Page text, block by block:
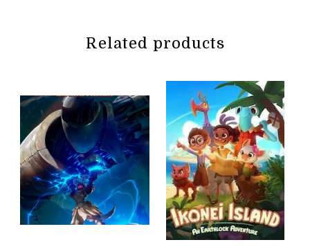
Related products